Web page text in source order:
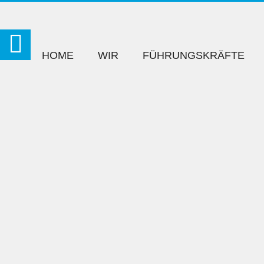
HOME WIR FÜHRUNGSKRÄFTE